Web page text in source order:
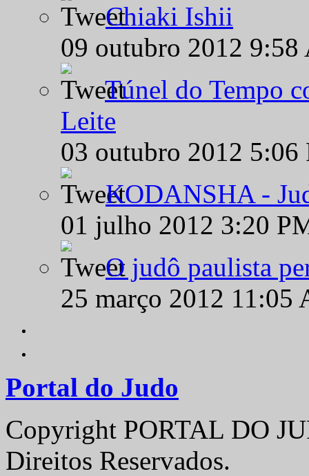
Chiaki Ishii
09 outubro 2012
Túnel do Tempo
Leite
03 outubro 2012
KODANSHA -
01 julho 2012 3:20
O judô paulista
25 março 2012
Portal do Judo
Copyright PORTAL DO
Direitos Reservados.